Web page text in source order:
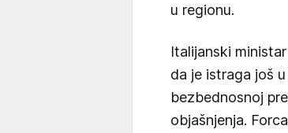
u regionu.
Italijanski
da je istraga još
bezbednosnoj
objašnjenja.